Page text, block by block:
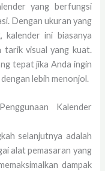
yang berfungsi
Dengan ukuran yang
kalender ini biasanya
tarik visual yang kuat.
tepat jika Anda ingin
lebih menonjol.
Kalender
selanjutnya adalah
alat pemasaran yang
dampak